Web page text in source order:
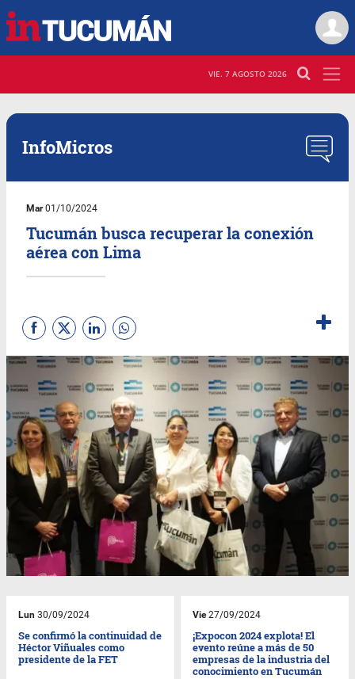
VIE. 7 AGOSTO 2026
InfoMicros
Mar01/10/2024
Tucumán busca recuperar la conexión
aérea con Lima
Lun 30/09/2024
Se confirmó la continuidad de
Héctor Viñuales como
presidente de la FET
Vie27/09/2024
¡Expocon 2024 explota! El
evento reúne a más de 50
empresas de la industria del
conocimiento en Tucumán